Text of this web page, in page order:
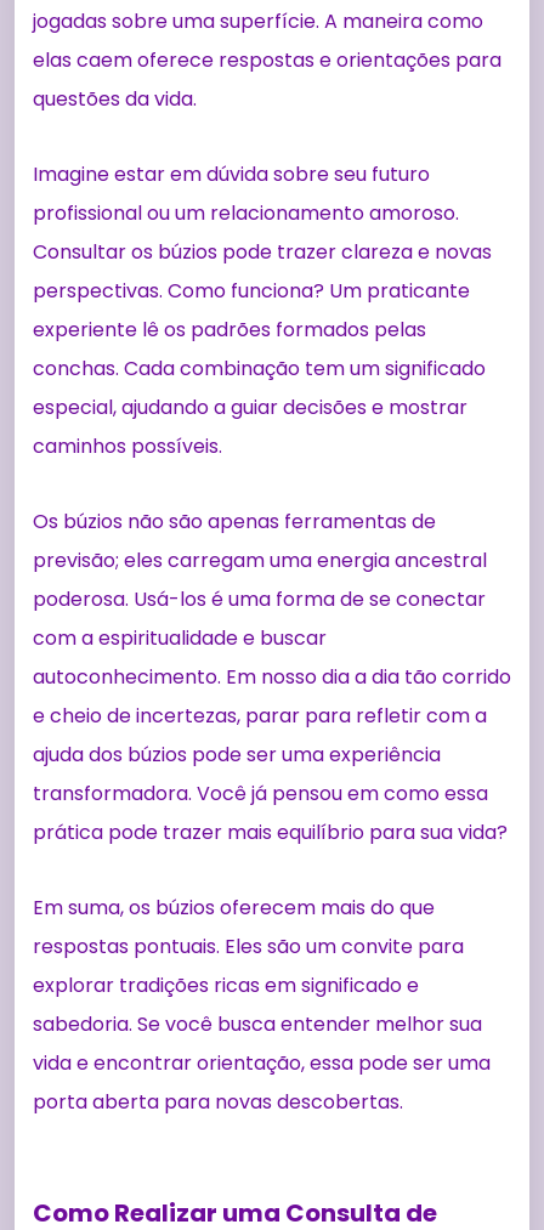
jogadas sobre uma superfície. A maneira como
elas caem oferece respostas e orientações para
questões da vida.
Imagine estar em dúvida sobre seu futuro
profissional ou um relacionamento amoroso.
Consultar os búzios pode trazer clareza e novas
perspectivas. Como funciona? Um praticante
experiente lê os padrões formados pelas
conchas. Cada combinação tem um significado
especial, ajudando a guiar decisões e mostrar
caminhos possíveis.
Os búzios não são apenas ferramentas de
previsão; eles carregam uma energia ancestral
poderosa. Usá-los é uma forma de se conectar
com a espiritualidade e buscar
autoconhecimento. Em nosso dia a dia tão corrido
e cheio de incertezas, parar para refletir com a
ajuda dos búzios pode ser uma experiência
transformadora. Você já pensou em como essa
prática pode trazer mais equilíbrio para sua vida?
Em suma, os búzios oferecem mais do que
respostas pontuais. Eles são um convite para
explorar tradições ricas em significado e
sabedoria. Se você busca entender melhor sua
vida e encontrar orientação, essa pode ser uma
porta aberta para novas descobertas.
Como Realizar uma Consulta de